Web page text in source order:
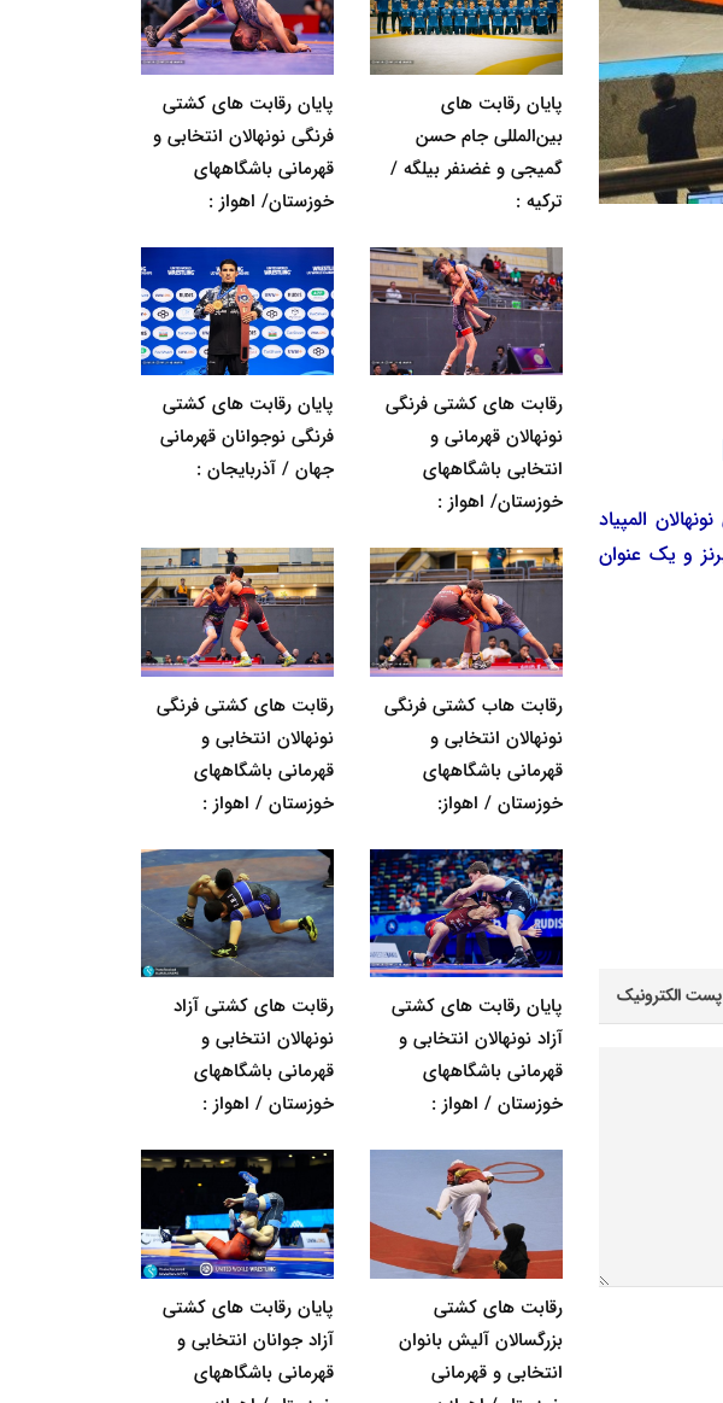
فرنگی نونهالان المپیاد
در مجموع صاحب 2 نشان طلا، یک برنز و یک عنوان
پایان رقابت های
بین‌المللی جام حسن
گمیجی و غضنفر بیلگه /
ترکیه :
پایان رقابت های کشتی
فرنگی نونهالان انتخابی و
قهرمانی باشگاههای
خوزستان/ اهواز :
رقابت های کشتی فرنگی
نونهالان قهرمانی و
انتخابی باشگاههای
خوزستان/ اهواز :
پایان رقابت های کشتی
فرنگی نوجوانان قهرمانی
جهان / آذربایجان :
رقابت هاب کشتی فرنگی
نونهالان انتخابی و
قهرمانی باشگاههای
خوزستان / اهواز:
رقابت های کشتی فرنگی
نونهالان انتخابی و
قهرمانی باشگاههای
خوزستان / اهواز :
پایان رقابت های کشتی
آزاد نونهالان انتخابی و
قهرمانی باشگاههای
خوزستان / اهواز :
رقابت های کشتی آزاد
نونهالان انتخابی و
قهرمانی باشگاههای
خوزستان / اهواز :
رقابت های کشتی
بزرگسالان آلیش بانوان
انتخابی و قهرمانی
پایان رقابت های کشتی
آزاد جوانان انتخابی و
قهرمانی باشگاههای